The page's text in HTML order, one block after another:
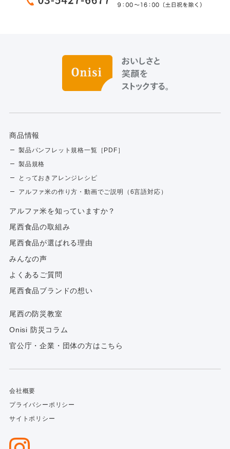
商品情報
製品パンフレット規格一覧［PDF］
製品規格
とっておきアレンジレシピ
アルファ米の作り方・動画でご説明（6言語対応）
アルファ⽶を知っていますか？
尾西食品の取組み
尾西食品が選ばれる理由
みんなの声
よくあるご質問
尾西食品ブランドの想い
尾西の防災教室
Onisi 防災コラム
官公庁・企業・団体の方はこちら
会社概要
プライバシーポリシー
サイトポリシー